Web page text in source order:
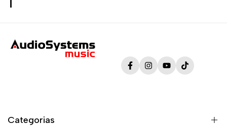
FacebookInstagramYouTubeTikTok
Categorias